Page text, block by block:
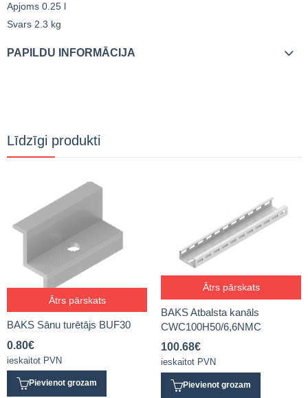
Apjoms 0.25 l
Svars 2.3 kg
PAPILDU INFORMĀCIJA
Līdzīgi produkti
Ātrs pārskats
BAKS Sānu turētājs BUF30
0.80€
ieskaitot PVN
Pievienot grozam
Ātrs pārskats
BAKS Atbalsta kanāls
CWC100H50/6,6NMC
100.68€
ieskaitot PVN
Pievienot grozam